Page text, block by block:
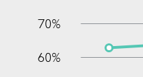
70%
60%